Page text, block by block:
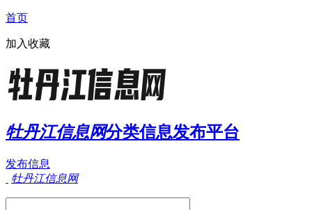
首页
加入收藏
牡丹江信息网分类信息发布平台
发布信息
牡丹江信息网